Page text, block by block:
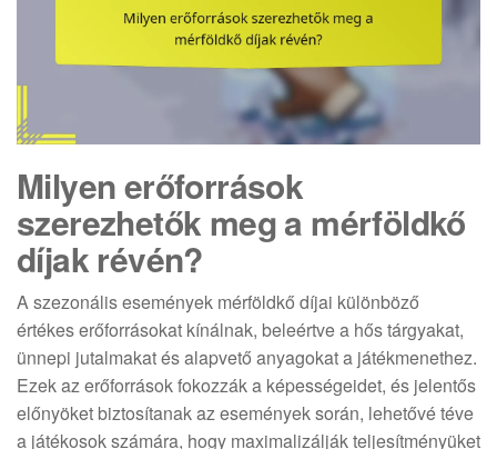
Milyen erőforrások
szerezhetők meg a mérföldkő
díjak révén?
A szezonális események mérföldkő díjai különböző
értékes erőforrásokat kínálnak, beleértve a hős tárgyakat,
ünnepi jutalmakat és alapvető anyagokat a játékmenethez.
Ezek az erőforrások fokozzák a képességeidet, és jelentős
előnyöket biztosítanak az események során, lehetővé téve
a játékosok számára, hogy maximalizálják teljesítményüket